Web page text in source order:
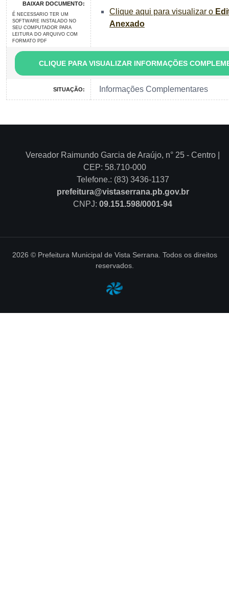
BAIXAR DOCUMENTO:
É NECESSARIO TER UM
SOFTWARE INSTALADO NO
SEU COMPUTADOR PARA
LEITURA DO ARQUIVO COM
FORMATO PDF
Clique aqui para visualizar o
Anexado
CLIQUE PARA VISUALIZAR INFORMAÇÕES
SITUAÇÃO: Informações Complementares
Vereador Raimundo Garcia de Araújo, n° 25 - Centro |
CEP: 58.710-000
Telefone.: (83) 3436-1137
prefeitura@vistaserrana.pb.gov.br
CNPJ: 09.151.598/0001-94
2026 © Prefeitura Municipal de Vista Serrana. Todos os direitos
reservados.